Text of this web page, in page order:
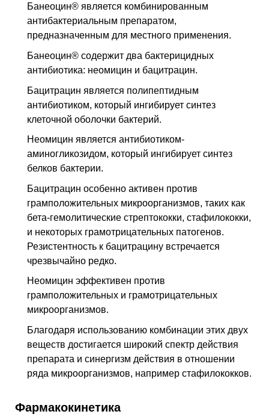
Банеоцин® является комбинированным
антибактериальным препаратом,
предназначенным для местного применения.
Банеоцин® содержит два бактерицидных
антибиотика: неомицин и бацитрацин.
Бацитрацин является полипептидным
антибиотиком, который ингибирует синтез
клеточной оболочки бактерий.
Неомицин является антибиотиком-
аминогликозидом, который ингибирует синтез
белков бактерии.
Бацитрацин особенно активен против
грамположительных микроорганизмов, таких как
бета-гемолитические стрептококки, стафилококки,
и некоторых грамотрицательных патогенов.
Резистентность к бацитрацину встречается
чрезвычайно редко.
Неомицин эффективен против
грамположительных и грамотрицательных
микроорганизмов.
Благодаря использованию комбинации этих двух
веществ достигается широкий спектр действия
препарата и синергизм действия в отношении
ряда микроорганизмов, например стафилококков.
Фармакокинетика